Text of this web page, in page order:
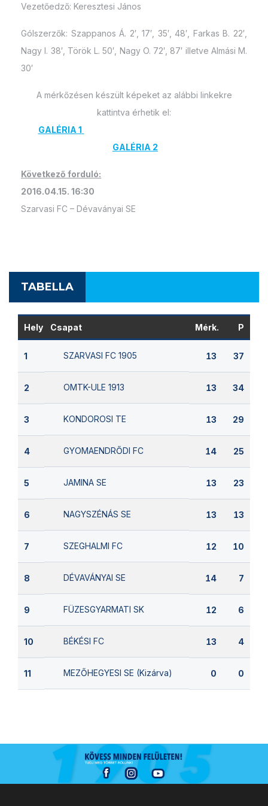
Vezetőedző: Keresztesi János
Gólszerzők: Szappanos Á. 2′, 17′, 35′, 48′, Farkas B. 22′,
Nagy I. 38′, Török L. 50′, Nagy O. 72′, 87′ illetve Almási M.
30′
A mérkőzésen készült képeket az alábbi linkekre
kattintva érhetik el:
GALÉRIA 1
GALÉRIA 2
Következő forduló:
2016.04.15. 16:30
Szarvasi FC – Dévaványai SE
TABELLA
Hely Csapat Mérk. P
1 SZARVASI FC 1905 13 37
2 OMTK-ULE 1913 13 34
3 KONDOROSI TE 13 29
4 GYOMAENDRŐDI FC 14 25
5 JAMINA SE 13 23
6 NAGYSZÉNÁS SE 13 13
7 SZEGHALMI FC 12 10
8 DÉVAVÁNYAI SE 14 7
9 FÜZESGYARMATI SK 12 6
10 BÉKÉSI FC 13 4
11 MEZŐHEGYESI SE (Kizárva) 0 0